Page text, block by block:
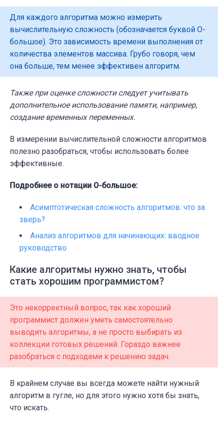
Для каждого алгоритма можно измерить
вычислительную сложность (обозначается буквой O-
большое). Это зависимость времени выполнения от
количества элементов массива. Грубо говоря, чем
она больше, тем менее эффективен алгоритм.
Также при оценке сложности следует учитывать
дополнительное использование памяти, например,
создание временных переменных.
В измерении вычислительной сложности алгоритмов
полезно разобраться, чтобы использовать более
эффективные.
Подробнее о нотации O-большое:
Асимптотическая сложность алгоритмов: что за
зверь?
Анализ алгоритмов для начинающих: вводное
руководство
Какие алгоритмы нужно знать, чтобы
стать хорошим программистом?
Это некорректный вопрос, так как хороший
программист должен уметь самостоятельно
выводить алгоритмы, а не просто выбирать из
коллекции готовых решений. Гораздо важнее
разобраться с подходами к решению задач.
В крайнем случае вы всегда можете найти нужный
алгоритм в гугле, но для этого нужно хотя бы знать,
что искать.